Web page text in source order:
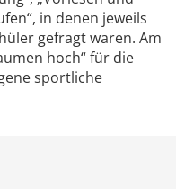
in denen jeweils
gefragt waren. Am
hoch“ für die
sportliche